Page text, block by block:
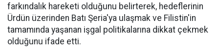
farkındalık hareketi olduğunu belirterek, hedeflerinin
Ürdün üzerinden Batı Şeria'ya ulaşmak ve Filistin'in
tamamında yaşanan işgal politikalarına dikkat çekmek
olduğunu ifade etti.